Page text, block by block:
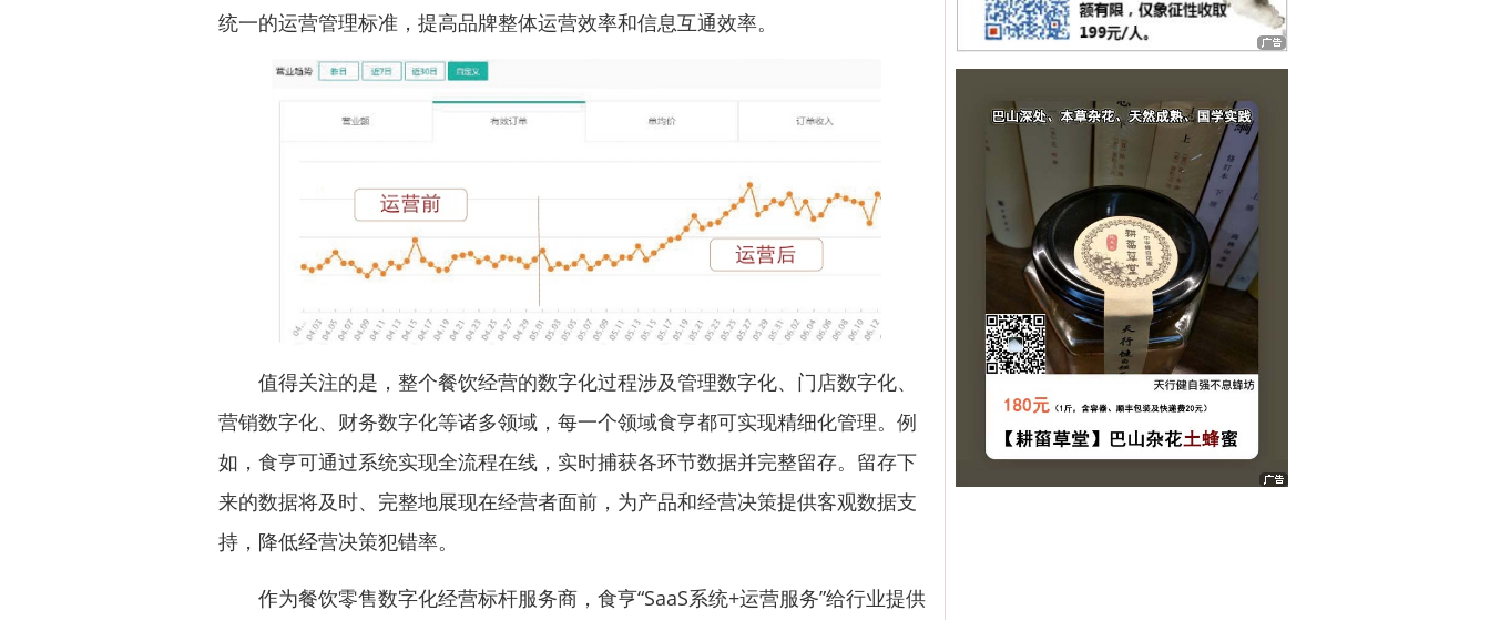
统一的运营管理标准，提高品牌整体运营效率和信息互通效率。
值得关注的是，整个餐饮经营的数字化过程涉及管理数字化、门店数字化、
营销数字化、财务数字化等诸多领域，每一个领域食亨都可实现精细化管理。例
如，食亨可通过系统实现全流程在线，实时捕获各环节数据并完整留存。留存下
来的数据将及时、完整地展现在经营者面前，为产品和经营决策提供客观数据支
持，降低经营决策犯错率。
作为餐饮零售数字化经营标杆服务商，食亨“SaaS系统+运营服务”给行业提供